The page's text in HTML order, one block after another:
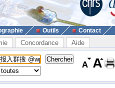
Outils Contact
Concordance Aide